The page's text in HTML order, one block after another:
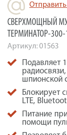
СВЕРХМОЩНЫЙ
ТЕРМИНАТОР-300-
Артикул:01563
Подавляет
шпионской
Блокирует
LTE,
Питание
помощи